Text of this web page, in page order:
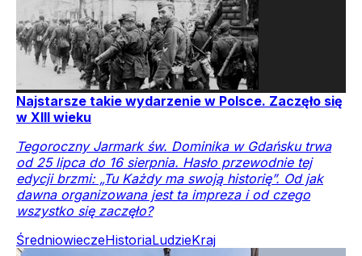
Najstarsze takie wydarzenie w Polsce. Zaczęło się
w XIII wieku
Tegoroczny Jarmark św. Dominika w Gdańsku trwa
od 25 lipca do 16 sierpnia. Hasło przewodnie tej
edycji brzmi: „Tu Każdy ma swoją historię”. Od jak
dawna organizowana jest ta impreza i od czego
wszystko się zaczęło?
ŚredniowieczeHistoriaLudzieKraj